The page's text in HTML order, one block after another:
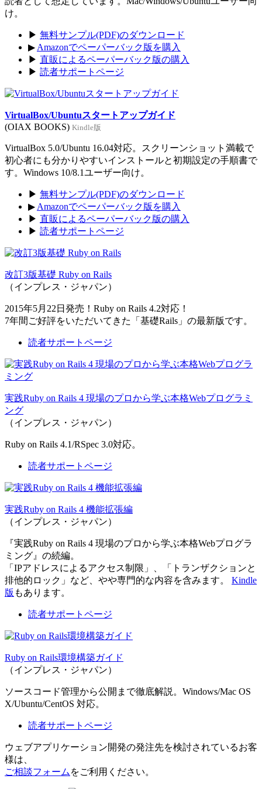
け。
▶ 無料サンプル(PDF)のダウンロード
▶ Amazonでペーパーバック版を購入
▶ 直販によるペーパーバック版の購入
▶ 読者サポートページ
VirtualBox/Ubuntuスタートアップガイド
(OIAX BOOKS) Kindle版
VirtualBox 5.0/Ubuntu 16.04対応。スクリーンショット満載で
初心者にも分かりやすいインストールと初期設定の手順書で
す。Windows 10/8.1ユーザー向け。
▶ 無料サンプル(PDF)のダウンロード
▶ Amazonでペーパーバック版を購入
▶ 直販によるペーパーバック版の購入
▶ 読者サポートページ
改訂3版基礎 Ruby on Rails
（インプレス・ジャパン）
2015年5月22日発売！Ruby on Rails 4.2対応！
7年間ご好評をいただいてきた「基礎Rails」の最新版です。
読者サポートページ
実践Ruby on Rails 4 現場のプロから学ぶ本格Webプログラミ
ング
（インプレス・ジャパン）
Ruby on Rails 4.1/RSpec 3.0対応。
読者サポートページ
実践Ruby on Rails 4 機能拡張編
（インプレス・ジャパン）
『実践Ruby on Rails 4 現場のプロから学ぶ本格Webプログラ
ミング』の続編。
「IPアドレスによるアクセス制限」、「トランザクションと
排他的ロック」など、やや専門的な内容を含みます。 Kindle
版 もあります。
読者サポートページ
Ruby on Rails環境構築ガイド
（インプレス・ジャパン）
ソースコード管理から公開まで徹底解説。Windows/Mac OS
X/Ubuntu/CentOS 対応。
読者サポートページ
ウェブアプリケーション開発の発注先を検討されているお客
様は、
ご相談フォーム をご利用ください。